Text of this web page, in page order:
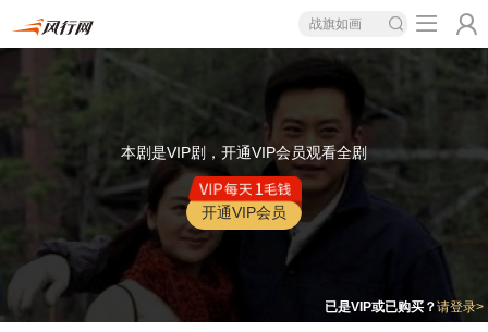
战旗如画
本剧是VIP剧，开通VIP会员观看全剧
开通VIP会员
已是VIP或已购买？请登录>